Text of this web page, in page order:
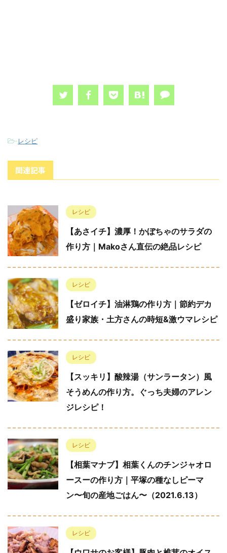
-レシピ
関連記事
レシピ
【あさイチ】濃厚！かぼちゃのサラダの
作り方｜Makoさん直伝の絶品レシピ
レシピ
【ゼロイチ】油淋鶏の作り方｜節約デカ
盛り家族・土方さんの時短&激ウマレシピ
レシピ
【スッキリ】酸辣湯（サンラータン）風
そうめんの作り方。ぐっち夫婦のアレン
ジレシピ！
レシピ
【相葉マナブ】相葉くんのチンジャオロ
ースーの作り方｜平塚の種なしピーマ
ン〜旬の産地ごはん〜（2021.6.13）
レシピ